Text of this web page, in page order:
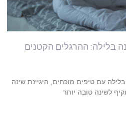
בלילה: ההרגלים הקטנים
עם טיפים מוכחים, היגיינת שינה
לשינה טובה יותר